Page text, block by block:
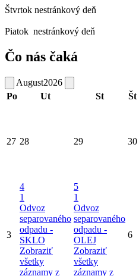
Štvrtok nestránkový deň
Piatok nestránkový deň
Čo nás čaká
August2026
Po
Ut St Št
27 28 29 30
3
4
1
Odvoz
separovaného
odpadu -
SKLO
Zobraziť
všetky
záznamy z
5
1
Odvoz
separovaného
odpadu -
OLEJ
Zobraziť
všetky
záznamy z
6